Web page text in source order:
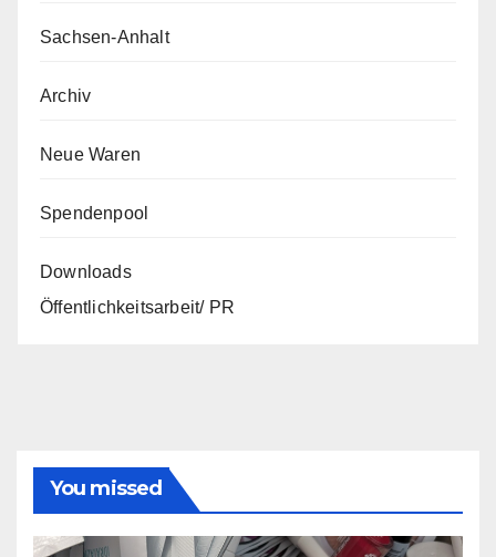
Sachsen-Anhalt
Archiv
Neue Waren
Spendenpool
Downloads
Öffentlichkeitsarbeit/ PR
You missed